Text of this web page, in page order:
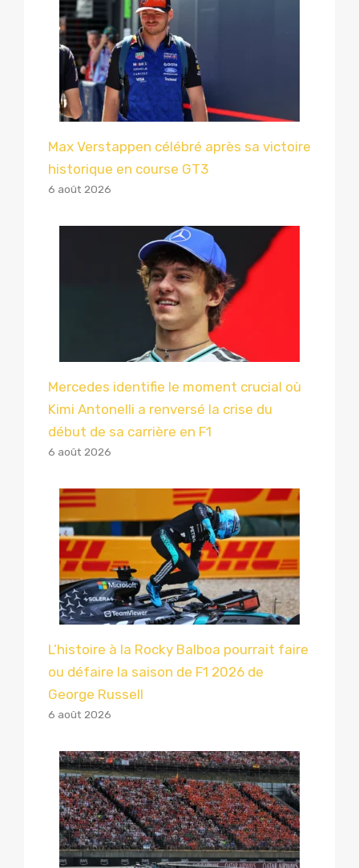
Max Verstappen célébré après sa victoire
historique en course GT3
6 août 2026
Mercedes identifie le moment crucial où
Kimi Antonelli a renversé la crise du
début de sa carrière en F1
6 août 2026
L’histoire à la Rocky Balboa pourrait faire
ou défaire la saison de F1 2026 de
George Russell
6 août 2026